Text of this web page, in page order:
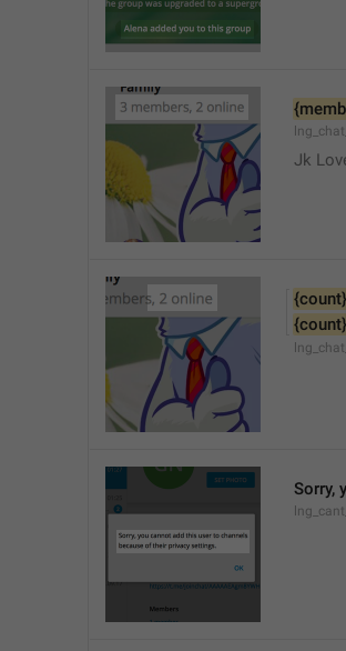
Jk
{count}
{count}
Sorry,